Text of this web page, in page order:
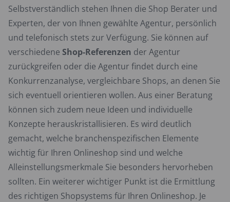
Selbstverständlich stehen Ihnen die Shop Berater und
Experten, der von Ihnen gewählte Agentur, persönlich
und telefonisch stets zur Verfügung. Sie können auf
verschiedene Shop-Referenzen der Agentur
zurückgreifen oder die Agentur findet durch eine
Konkurrenzanalyse, vergleichbare Shops, an denen Sie
sich eventuell orientieren wollen. Aus einer Beratung
können sich zudem neue Ideen und individuelle
Konzepte herauskristallisieren. Es wird deutlich
gemacht, welche branchenspezifischen Elemente
wichtig für Ihren Onlineshop sind und welche
Alleinstellungsmerkmale Sie besonders hervorheben
sollten. Ein weiterer wichtiger Punkt ist die Ermittlung
des richtigen Shopsystems für Ihren Onlineshop. Je